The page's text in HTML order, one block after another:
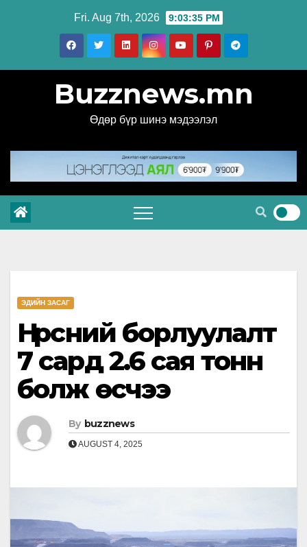
Fri. Aug 7th, 2026 9:03:36 PM
Buzznews.mn
Өдөр бүр шинэ мэдээлэл
ЭДИЙН ЗАСАГ
Нүүрсний борлуулалт
7 сард 2.6 сая тонн
болж өсчээ
By buzznews
AUGUST 4, 2025